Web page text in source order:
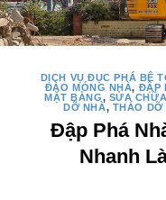
DỊCH VỤ ĐỤC PHÁ BÊ
ĐÀO MÓNG NHÀ, ĐẬP
MẶT BẰNG, SỬA
DỠ NHÀ, THÁO
Đập Phá
Nhanh